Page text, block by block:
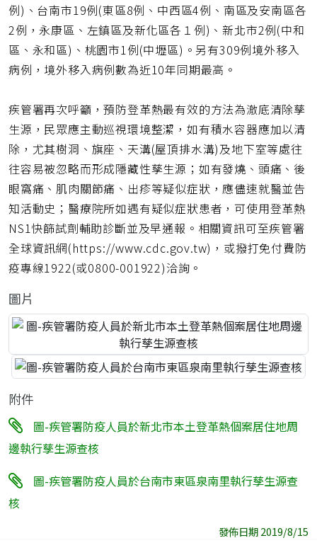
例)、台南市19例(東區8例、中西區4例、南區及安南區各
2例，永康區、左鎮區及新化區各１例)、新北市2例(中和
區、永和區)、桃園市1例(中壢區)。另有309例境外移入
病例，境外移入病例數為近10年同期最高。
疾管署再次呼籲，預防登革熱最有效的方法為澈底清除孳
生源，民眾應主動巡視環境整潔，如有積水容器應加以清
除，尤其樹洞、旗座、天溝(屋頂排水溝)及地下室等處往
往容易被忽略而形成隱藏性孳生源；如有發燒、頭痛、後
眼窩痛、肌肉關節痛、出疹等疑似症狀，應儘速就醫並告
知活動史；醫療院所如遇有疑似症狀患者，可使用登革熱
NS1快篩試劑輔助診斷並及早通報。相關資訊可至疾管署
全球資訊網(https://www.cdc.gov.tw)，或撥打免付費防
疫專線1922(或0800-001922)洽詢。
圖片
附件
圖-疾管署防疫人員於新北市本土登革熱個案居住地周
邊執行孳生源查核
圖-疾管署防疫人員於台南市東區泉南里執行孳生源查
核
發佈日期 2019/8/15